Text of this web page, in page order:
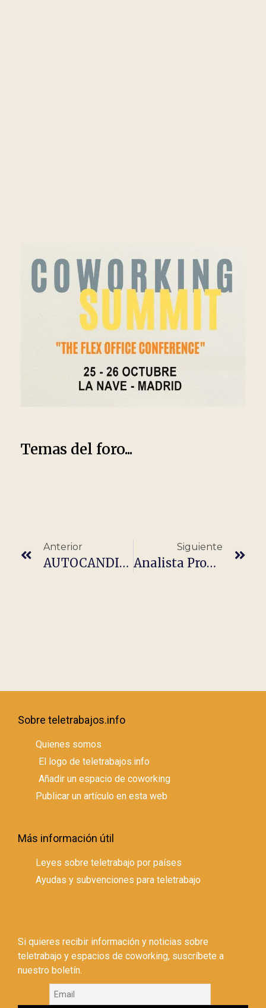
Temas del foro...
Anterior
AUTOCANDIDATURA (TODA ESPAÑA)
Siguiente
Analista Programador/a Web Junior
Sobre teletrabajos.info
Quienes somos
El logo de teletrabajos.info
Añadir un espacio de coworking
Publicar un artículo en esta web
Más información útil
Leyes sobre teletrabajo por países
Ayudas y subvenciones para teletrabajo
Si quieres recibir información y noticias sobre
teletrabajo y espacios de coworking, suscríbete a
nuestro boletín.